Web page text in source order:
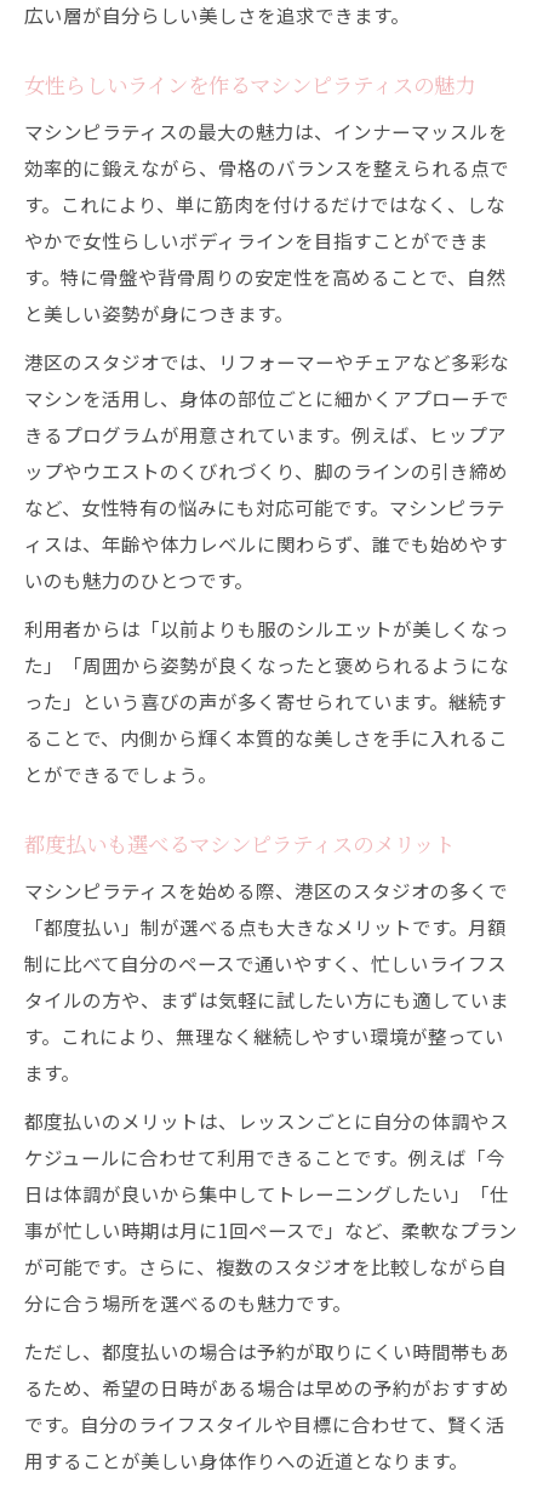
広い層が自分らしい美しさを追求できます。
女性らしいラインを作るマシンピラティスの魅力
マシンピラティスの最大の魅力は、インナーマッスルを
効率的に鍛えながら、骨格のバランスを整えられる点で
す。これにより、単に筋肉を付けるだけではなく、しな
やかで女性らしいボディラインを目指すことができま
す。特に骨盤や背骨周りの安定性を高めることで、自然
と美しい姿勢が身につきます。
港区のスタジオでは、リフォーマーやチェアなど多彩な
マシンを活用し、身体の部位ごとに細かくアプローチで
きるプログラムが用意されています。例えば、ヒップア
ップやウエストのくびれづくり、脚のラインの引き締め
など、女性特有の悩みにも対応可能です。マシンピラテ
ィスは、年齢や体力レベルに関わらず、誰でも始めやす
いのも魅力のひとつです。
利用者からは「以前よりも服のシルエットが美しくなっ
た」「周囲から姿勢が良くなったと褒められるようにな
った」という喜びの声が多く寄せられています。継続す
ることで、内側から輝く本質的な美しさを手に入れるこ
とができるでしょう。
都度払いも選べるマシンピラティスのメリット
マシンピラティスを始める際、港区のスタジオの多くで
「都度払い」制が選べる点も大きなメリットです。月額
制に比べて自分のペースで通いやすく、忙しいライフス
タイルの方や、まずは気軽に試したい方にも適していま
す。これにより、無理なく継続しやすい環境が整ってい
ます。
都度払いのメリットは、レッスンごとに自分の体調やス
ケジュールに合わせて利用できることです。例えば「今
日は体調が良いから集中してトレーニングしたい」「仕
事が忙しい時期は月に1回ペースで」など、柔軟なプラン
が可能です。さらに、複数のスタジオを比較しながら自
分に合う場所を選べるのも魅力です。
ただし、都度払いの場合は予約が取りにくい時間帯もあ
るため、希望の日時がある場合は早めの予約がおすすめ
です。自分のライフスタイルや目標に合わせて、賢く活
用することが美しい身体作りへの近道となります。